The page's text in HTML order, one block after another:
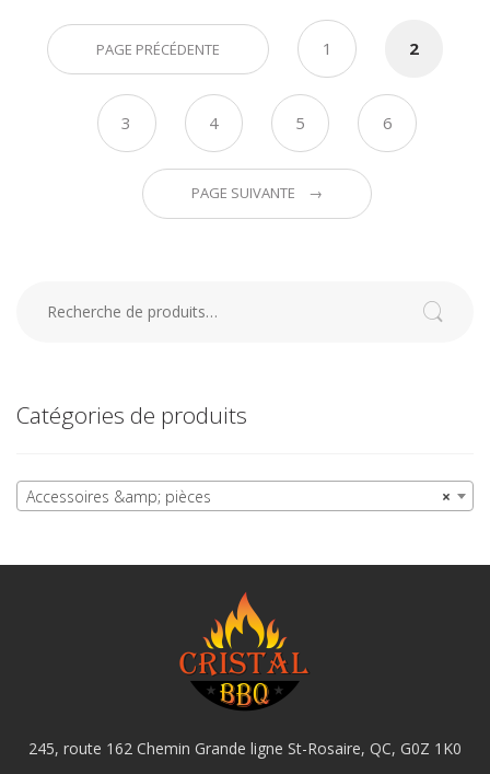
PAGE PRÉCÉDENTE 1 2
3 4 5 6
PAGE SUIVANTE →
Recherche
Catégories de produits
×
Accessoires &amp; pièces
245, route 162 Chemin Grande ligne St-Rosaire, QC, G0Z 1K0